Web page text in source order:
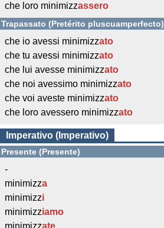
che loro minimizzassero
Trapassato (Pretérito pluscuamperfecto)
che io avessi minimizzato
che tu avessi minimizzato
che lui avesse minimizzato
che noi avessimo minimizzato
che voi aveste minimizzato
che loro avessero minimizzato
Imperativo (Imperativo)
Presente (Presente)
-
minimizza
minimizzi
minimizziamo
minimizzate